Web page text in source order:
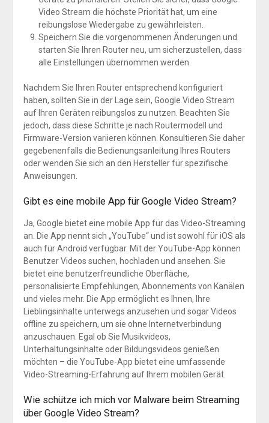
Video Stream die höchste Priorität hat, um eine
reibungslose Wiedergabe zu gewährleisten.
Speichern Sie die vorgenommenen Änderungen und
starten Sie Ihren Router neu, um sicherzustellen, dass
alle Einstellungen übernommen werden.
Nachdem Sie Ihren Router entsprechend konfiguriert
haben, sollten Sie in der Lage sein, Google Video Stream
auf Ihren Geräten reibungslos zu nutzen. Beachten Sie
jedoch, dass diese Schritte je nach Routermodell und
Firmware-Version variieren können. Konsultieren Sie daher
gegebenenfalls die Bedienungsanleitung Ihres Routers
oder wenden Sie sich an den Hersteller für spezifische
Anweisungen.
Gibt es eine mobile App für Google Video Stream?
Ja, Google bietet eine mobile App für das Video-Streaming
an. Die App nennt sich „YouTube“ und ist sowohl für iOS als
auch für Android verfügbar. Mit der YouTube-App können
Benutzer Videos suchen, hochladen und ansehen. Sie
bietet eine benutzerfreundliche Oberfläche,
personalisierte Empfehlungen, Abonnements von Kanälen
und vieles mehr. Die App ermöglicht es Ihnen, Ihre
Lieblingsinhalte unterwegs anzusehen und sogar Videos
offline zu speichern, um sie ohne Internetverbindung
anzuschauen. Egal ob Sie Musikvideos,
Unterhaltungsinhalte oder Bildungsvideos genießen
möchten – die YouTube-App bietet eine umfassende
Video-Streaming-Erfahrung auf Ihrem mobilen Gerät.
Wie schütze ich mich vor Malware beim Streaming
über Google Video Stream?